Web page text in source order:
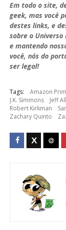
Em todo o site,
geek, mas você
destes links, e
sobre o
e mantendo
você, nós do
ser legal!
Tags: Amazon
J.K. Simmons
Jeff
Robert Kirkman
Zachary Quinto